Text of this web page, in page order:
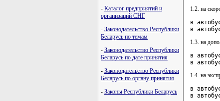
- Каталог предприятий и
организаций СНГ
- Законодательство Республики
Беларусь по темам
- Законодательство Республики
Беларусь по дате принятия
- Законодательство Республики
Беларусь по органу принятия
- Законы Республики Беларусь
1.2. на
в
в
1.3. на
в
в
1.4. на
в
в